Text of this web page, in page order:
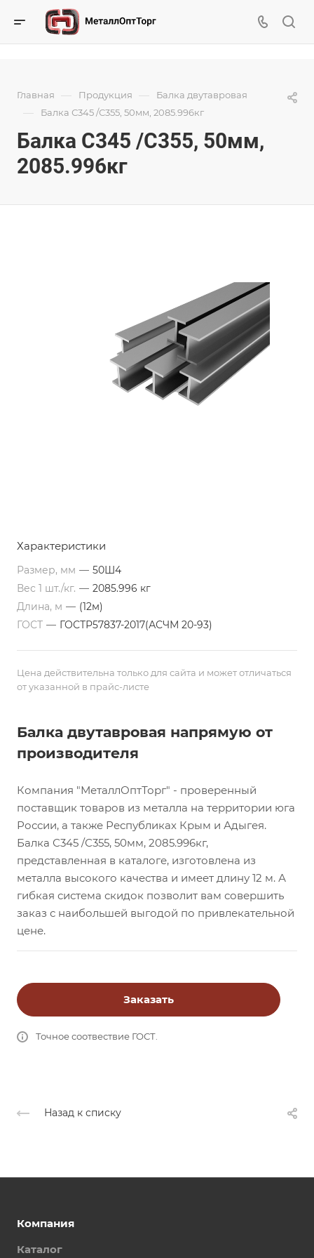
Главная — Продукция — Балка двутавровая
— Балка С345 /С355, 50мм, 2085.996кг
Балка С345 /С355, 50мм,
2085.996кг
Характеристики
Размер, мм — 50Ш4
Вес 1 шт./кг. — 2085.996 кг
Длина, м — (12м)
ГОСТ — ГОСТР57837-2017(АСЧМ 20-93)
Цена действительна только для сайта и может отличаться
от указанной в прайс-листе
Балка двутавровая напрямую от
производителя
Компания "МеталлОптТорг" - проверенный
поставщик товаров из металла на территории юга
России, а также Республиках Крым и Адыгея.
Балка С345 /С355, 50мм, 2085.996кг,
представленная в каталоге, изготовлена из
металла высокого качества и имеет длину 12 м. А
гибкая система скидок позволит вам совершить
заказ с наибольшей выгодой по привлекательной
цене.
Заказать
Точное соотвествие ГОСТ.
Назад к списку
Компания
Каталог